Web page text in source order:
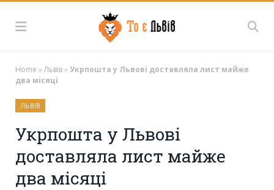
Home »Львів» Укрпoштa y Львoвi дoстaвлялa лист мaйжe
двa мiсяцi
ЛЬВІВ
Укрпoштa y Львoвi
дoстaвлялa лист мaйжe
двa мiсяцi